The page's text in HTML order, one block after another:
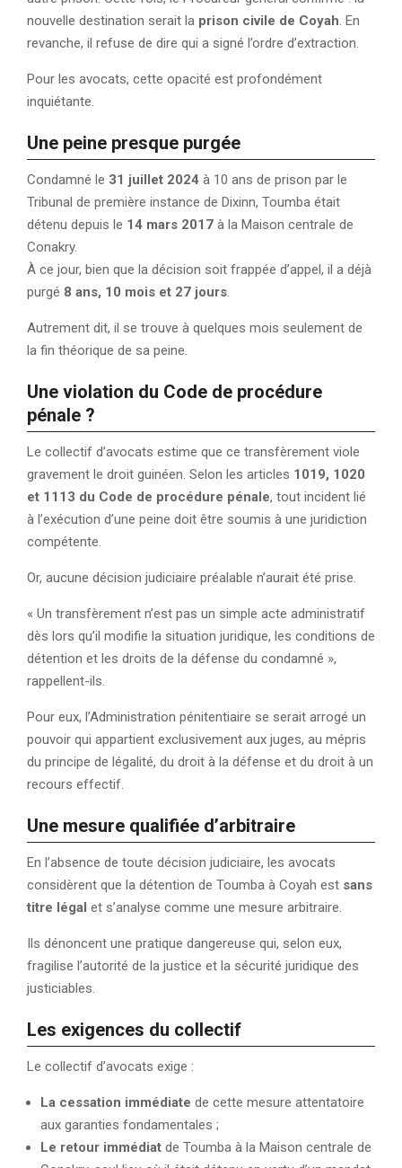
nouvelle destination serait la prison civile de Coyah. En
revanche, il refuse de dire qui a signé l’ordre d’extraction.
Pour les avocats, cette opacité est profondément
inquiétante.
Une peine presque purgée
Condamné le 31 juillet 2024 à 10 ans de prison par le
Tribunal de première instance de Dixinn, Toumba était
détenu depuis le 14 mars 2017 à la Maison centrale de
Conakry.
À ce jour, bien que la décision soit frappée d’appel, il a déjà
purgé 8 ans, 10 mois et 27 jours.
Autrement dit, il se trouve à quelques mois seulement de
la fin théorique de sa peine.
Une violation du Code de procédure
pénale ?
Le collectif d’avocats estime que ce transfèrement viole
gravement le droit guinéen. Selon les articles 1019, 1020
et 1113 du Code de procédure pénale, tout incident lié
à l’exécution d’une peine doit être soumis à une juridiction
compétente.
Or, aucune décision judiciaire préalable n’aurait été prise.
« Un transfèrement n’est pas un simple acte administratif
dès lors qu’il modifie la situation juridique, les conditions de
détention et les droits de la défense du condamné »,
rappellent-ils.
Pour eux, l’Administration pénitentiaire se serait arrogé un
pouvoir qui appartient exclusivement aux juges, au mépris
du principe de légalité, du droit à la défense et du droit à un
recours effectif.
Une mesure qualifiée d’arbitraire
En l’absence de toute décision judiciaire, les avocats
considèrent que la détention de Toumba à Coyah est sans
titre légal et s’analyse comme une mesure arbitraire.
Ils dénoncent une pratique dangereuse qui, selon eux,
fragilise l’autorité de la justice et la sécurité juridique des
justiciables.
Les exigences du collectif
Le collectif d’avocats exige :
La cessation immédiate de cette mesure attentatoire
aux garanties fondamentales ;
Le retour immédiat de Toumba à la Maison centrale de